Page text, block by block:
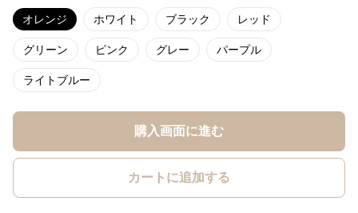
オレンジ ホワイト ブラック レッド
グリーン ピンク グレー パープル
ライトブルー
購入画面に進む
カートに追加する